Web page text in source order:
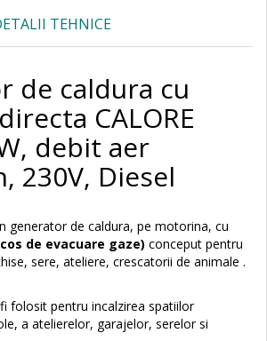
TEHNICE
de caldura cu
CALORE
debit aer
230V, Diesel
generator de caldura, pe motorina, cu
de evacuare gaze) conceput pentru
sere, ateliere, crescatorii de animale .
folosit pentru incalzirea spatiilor
a atelierelor, garajelor, serelor si